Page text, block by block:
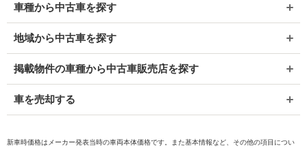
車種から中古車を探す
地域から中古車を探す
掲載物件の車種から中古車販売店を探す
車を売却する
新車時価格はメーカー発表当時の車両本体価格です。また基本情報など、その他の項目につい